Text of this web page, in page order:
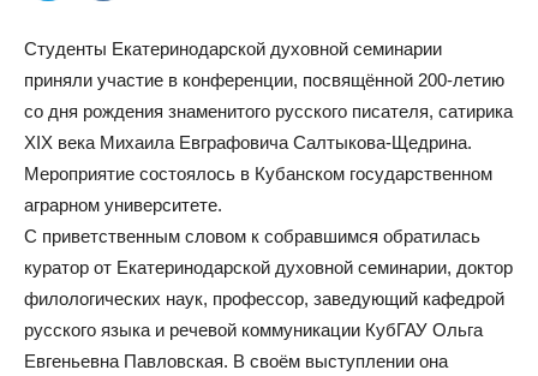
Студенты Екатеринодарской духовной семинарии
приняли участие в конференции, посвящённой 200-летию
со дня рождения знаменитого русского писателя, сатирика
XIX века Михаила Евграфовича Салтыкова-Щедрина.
Мероприятие состоялось в Кубанском государственном
аграрном университете.
С приветственным словом к собравшимся обратилась
куратор от Екатеринодарской духовной семинарии, доктор
филологических наук, профессор, заведующий кафедрой
русского языка и речевой коммуникации КубГАУ Ольга
Евгеньевна Павловская. В своём выступлении она